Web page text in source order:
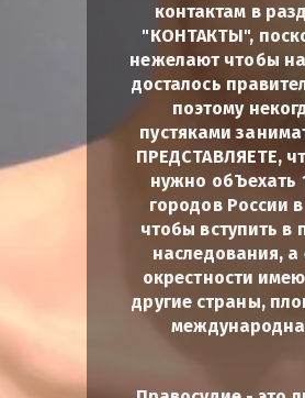
контактам в
"КОНТАКТЫ",
нежелают чтобы
досталось
поэтому
пустяками
ПРЕДСТАВЛЯЕТЕ,
нужно обЪехать
городов России
чтобы вступить в
наследования,
окрестности
другие страны,